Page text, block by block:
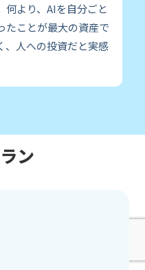
何より、AIを自分ごと
たことが最大の資産で
、人への投資だと実感
ン